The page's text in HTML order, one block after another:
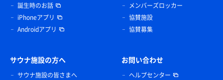
誕生時のお話
iPhoneアプリ
Androidアプリ
メンバーズロッカー
協賛施設
協賛募集
サウナ施設の方へ
サウナ施設の皆さまへ
お問い合わせ
ヘルプセンター